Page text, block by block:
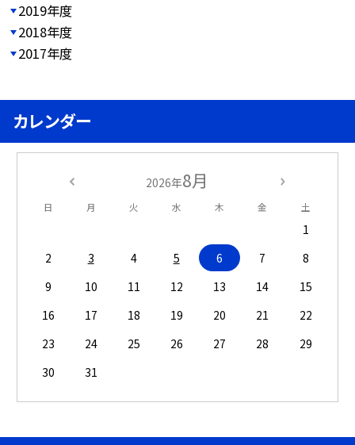
2019年度
2018年度
2017年度
カレンダー
2026年8月
日 月 火 水 木 金 土
1
2
3 4 5 6 7
8
9
10 11 12 13 14
15
16
17 18 19 20 21
22
23
24 25 26 27 28
29
30
31